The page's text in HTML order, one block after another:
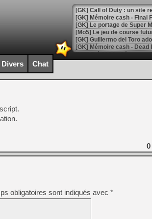
[GK] Le portage de Super
[Mo5] Le jeu de course
[GK] Guillermo del Toro
[LTF] Eté 2026 - Séquence
[GK] Mistfall Hunter :
[GK] Wo Long 2 évolue
[GK] Crossfire : un TPS à
[LS] [PS5] Premiers
[Mo5] DOOM arrive en
[GK] Bethesda fête les 30
[GK] Roblox : l'action en
[GK] Agenda - GeForce
[GK] Devolver Digital en a
[LS] [PS5] ps5-y2jb-
Divers Chat
0
obligatoires sont indiqués avec *